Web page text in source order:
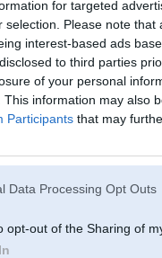
for targeted
selection. Please note
interest-based ads
to third parties
of your personal
This information may also
Participants that may
Data Processing Opt Outs
opt-out of the Sharing of
tu noteikti esi
es negribu, lai
vel beigas
Te oz pec
25. May 2010, 12:33